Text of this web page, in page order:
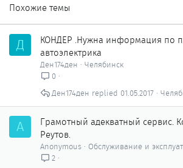
Похожие темы
Д
КОНДЕР .Нужна информация по
автоэлектрика
Ден174ден
Челябинск
0
01.05.2017
Ден174ден
A
Грамотный адекватный сервис.
Реутов.
Anonymous
Обслуживание и
2